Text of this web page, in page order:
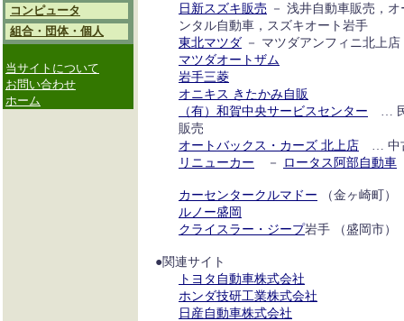
コンピュータ
組合・団体・個人
当サイトについて
お問い合わせ
ホーム
日新スズキ販売 － 浅井自動車販売，
ンタル自動車，スズキオート岩手
東北マツダ － マツダアンフィニ北上店
マツダオートザム
岩手三菱
オニキス きたかみ自販
（有）和賀中央サービスセンター … 民
販売
オートバックス・カーズ 北上店 … 中
リニューカー － ロータス阿部自動車
カーセンタークルマドー （金ヶ崎町）
ルノー盛岡
クライスラー・ジープ岩手 （盛岡市）
●関連サイト
トヨタ自動車株式会社
ホンダ技研工業株式会社
日産自動車株式会社